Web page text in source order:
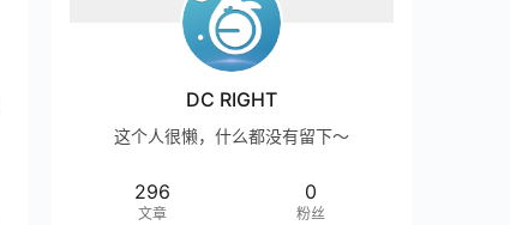
DC RIGHT
这个人很懒，什么都没有留下～
296
文章
0
粉丝